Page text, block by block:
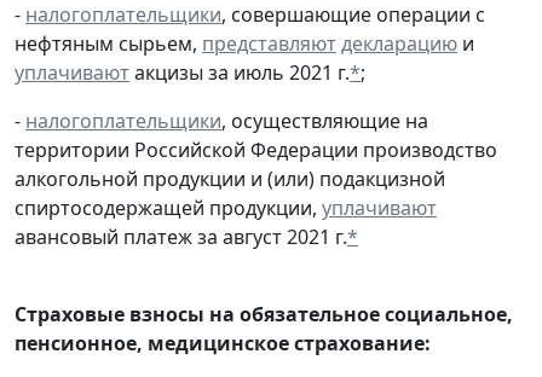
- налогоплательщики, совершающие операции с
нефтяным сырьем, представляютдекларацию и
уплачиваютакцизы за июль 2021 г.*;
- налогоплательщики, осуществляющие на
территории Российской Федерации производство
алкогольной продукции и (или) подакцизной
спиртосодержащей продукции, уплачивают
авансовый платеж за август 2021 г.*
Страховые взносы на обязательное социальное,
пенсионное, медицинское страхование: